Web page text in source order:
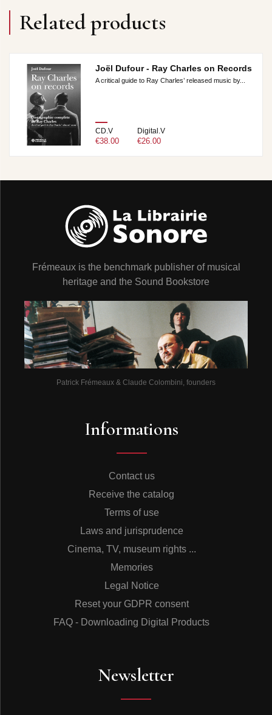
Related products
Joël Dufour - Ray Charles on Records
A critical guide to Ray Charles’ released music by...
CD.V
€38.00
Digital.V
€26.00
Frémeaux is the benchmark publisher of musical
heritage and the Sound Bookstore
Patrick Frémeaux & Claude Colombini, founders
Informations
Contact us
Receive the catalog
Terms of use
Laws and jurisprudence
Cinema, TV, museum rights ...
Memories
Legal Notice
Reset your GDPR consent
FAQ - Downloading Digital Products
Newsletter